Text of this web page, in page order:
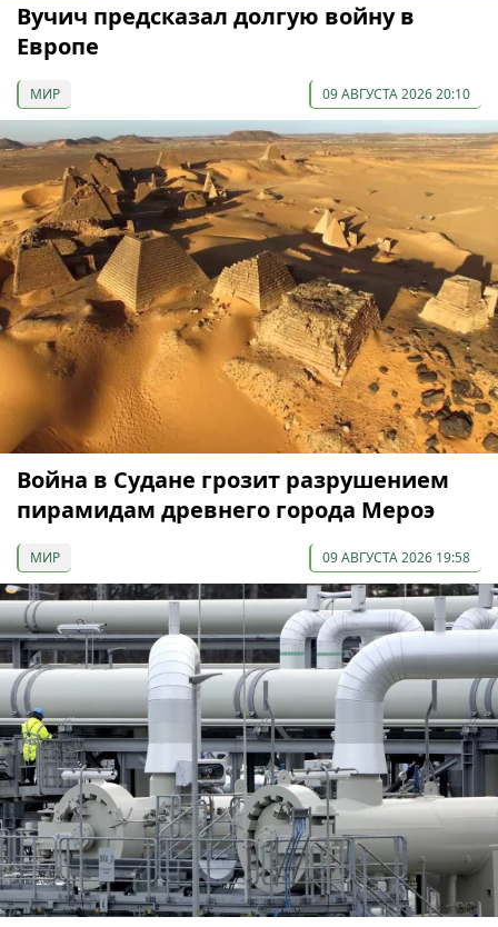
Вучич предсказал долгую войну в
Европе
МИР 09 АВГУСТА 2026 20:10
Война в Судане грозит разрушением
пирамидам древнего города Мероэ
МИР 09 АВГУСТА 2026 19:58